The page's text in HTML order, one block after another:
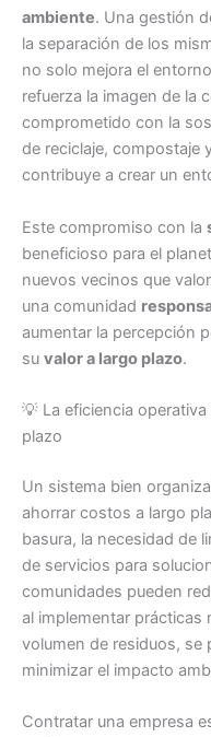
ambiente. Una gestión
la separación de los
no solo mejora el
refuerza la imagen de la
comprometido con la
de reciclaje, compostaje
contribuye a crear un
Este compromiso con la
beneficioso para el
nuevos vecinos que
una comunidad
aumentar la percepción
su valor a largo plazo.
💡 La eficiencia
plazo
Un sistema bien
ahorrar costos a largo
basura, la necesidad de
de servicios para
comunidades pueden
al implementar prácticas
volumen de residuos, se
minimizar el impacto
Contratar una empresa